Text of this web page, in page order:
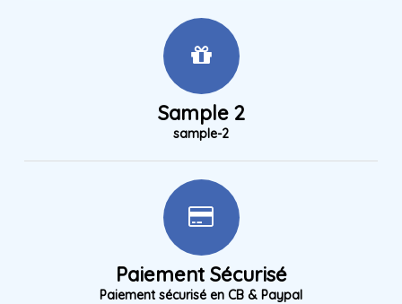
Sample 2
sample-2
Paiement Sécurisé
Paiement sécurisé en CB & Paypal